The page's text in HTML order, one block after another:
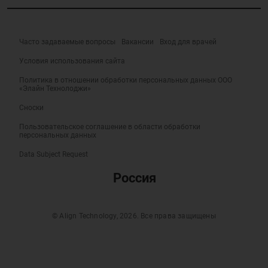
Часто задаваемые вопросы Вакансии Вход для врачей
Условия использования сайта
Политика в отношении обработки персональных данных ООО
«Элайн Технолоджи»
Сноски
Пользовательское соглашение в области обработки
персональных данных
Data Subject Request
Россия
© Align Technology, 2026. Все права защищены